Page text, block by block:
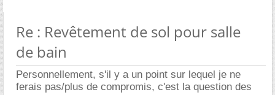
Re : Revêtement de sol pour salle
de bain
Personnellement, s'il y a un point sur lequel je ne
ferais pas/plus de compromis, c'est la question des